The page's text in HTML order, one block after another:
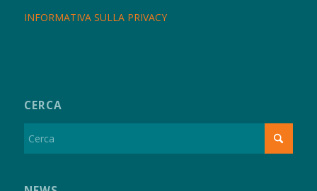
INFORMATIVA SULLA PRIVACY
CERCA